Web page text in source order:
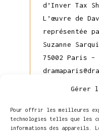
Gérer
Pour offrir les meilleures
technologies telles que les
informations des appareils.
d’Inver Tax
L’œuvre de
représentée
Suzanne
75002 Paris –
Lane, London